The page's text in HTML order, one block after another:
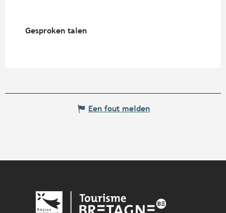
Gesproken talen
Gesproken talen
Een fout melden